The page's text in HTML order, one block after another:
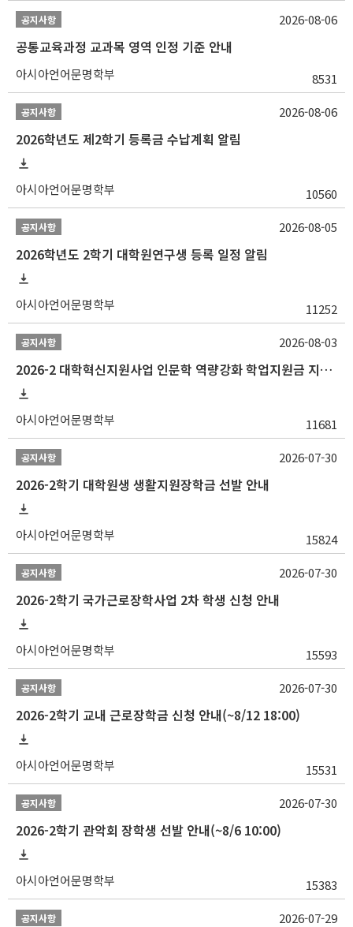
공지사항
공통교육과정 교과목 영역 인정 기준 안내
아시아언어문명학부 8531
2026-08-06
공지사항
2026학년도 제2학기 등록금 수납계획 알림
아시아언어문명학부 10560
2026-08-06
공지사항
2026학년도 2학기 대학원연구생 등록 일정 알림
아시아언어문명학부 11252
2026-08-05
공지사항
2026-2 대학혁신지원사업 인문학 역량강화 학업지원금 지원 선발 안내 (학/석/박사)
아시아언어문명학부 11681
2026-08-03
공지사항
2026-2학기 대학원생 생활지원장학금 선발 안내
아시아언어문명학부 15824
2026-07-30
공지사항
2026-2학기 국가근로장학사업 2차 학생 신청 안내
아시아언어문명학부 15593
2026-07-30
공지사항
2026-2학기 교내 근로장학금 신청 안내(~8/12 18:00)
아시아언어문명학부 15531
2026-07-30
공지사항
2026-2학기 관악회 장학생 선발 안내(~8/6 10:00)
아시아언어문명학부 15383
2026-07-30
공지사항 2026-07-29